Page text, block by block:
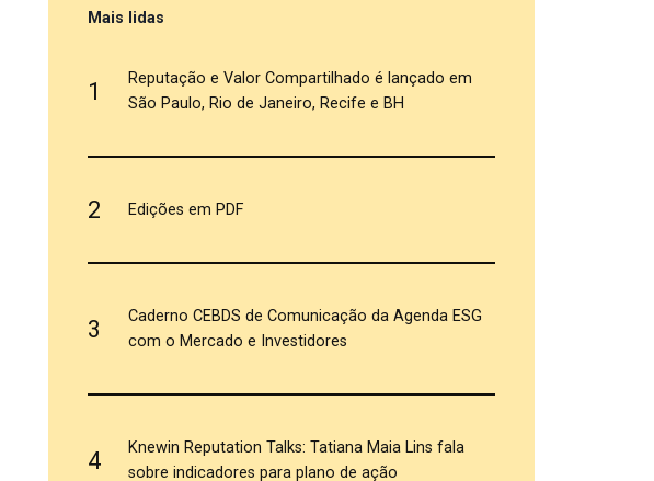
Mais lidas
1
Reputação e Valor Compartilhado é lançado em
São Paulo, Rio de Janeiro, Recife e BH
2 Edições em PDF
3
Caderno CEBDS de Comunicação da Agenda ESG
com o Mercado e Investidores
4
Knewin Reputation Talks: Tatiana Maia Lins fala
sobre indicadores para plano de ação